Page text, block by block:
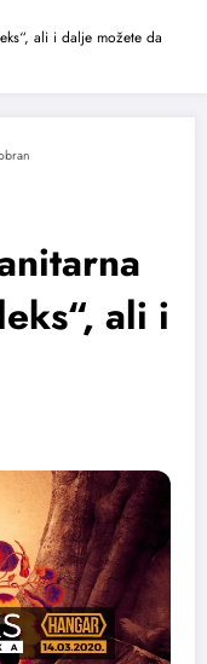
ali i dalje možete da
ali i